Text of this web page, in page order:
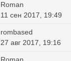
Roman
11 сен 2017, 19:49
rombased
27 авг 2017, 19:16